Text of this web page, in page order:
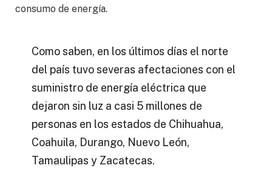
consumo de energía.
Como saben, en los últimos días el norte
del país tuvo severas afectaciones con el
suministro de energía eléctrica que
dejaron sin luz a casi 5 millones de
personas en los estados de Chihuahua,
Coahuila, Durango, Nuevo León,
Tamaulipas y Zacatecas.